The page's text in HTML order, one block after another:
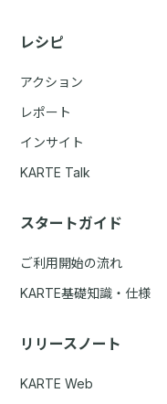
レシピ
アクション
レポート
インサイト
KARTE Talk
スタートガイド
ご利用開始の流れ
KARTE基礎知識・仕様
リリースノート
KARTE Web